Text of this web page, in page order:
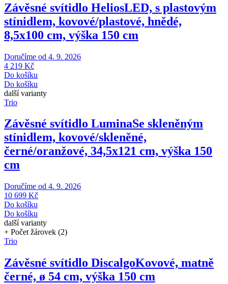
Závěsné svítidlo HeliosLED, s plastovým
stínidlem, kovové/plastové, hnědé,
8,5x100 cm, výška 150 cm
Doručíme od 4. 9. 2026
4 219 Kč
Do košíku
Do košíku
další varianty
Trio
Závěsné svítidlo LuminaSe skleněným
stínidlem, kovové/skleněné,
černé/oranžové, 34,5x121 cm, výška 150
cm
Doručíme od 4. 9. 2026
10 699 Kč
Do košíku
Do košíku
další varianty
+ Počet žárovek (2)
Trio
Závěsné svítidlo DiscalgoKovové, matně
černé, ø 54 cm, výška 150 cm